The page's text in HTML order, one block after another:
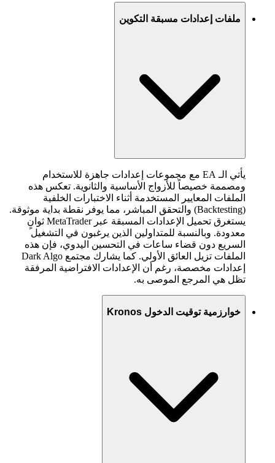
ملفات إعدادات مسبقة التكوين
يأتي الـ EA مع مجموعات إعدادات جاهزة للاستخدام
ومصممة خصيصاً للأزواج الأساسية والثانوية. تعكس هذه
الملفات المعايير المستخدمة أثناء الاختبارات الخلفية
(Backtesting) والتحقق المباشر، مما يوفر نقطة بداية موثوقة.
يستغرق تحميل الإعدادات المسبقة عبر MetaTrader ثوانٍ
معدودة. وبالنسبة للمتداولين الذين يرغبون في التشغيل
السريع دون قضاء ساعات في التحسين اليدوي، فإن هذه
الملفات تزيل العائق الأولي. كما يشارك مجتمع Dark Algo
إعدادات مخصصة، رغم أن الإعدادات الافتراضية المرفقة
تظل هي المرجع الموصى به.
خوارزمية توقيت الدخول Kronos